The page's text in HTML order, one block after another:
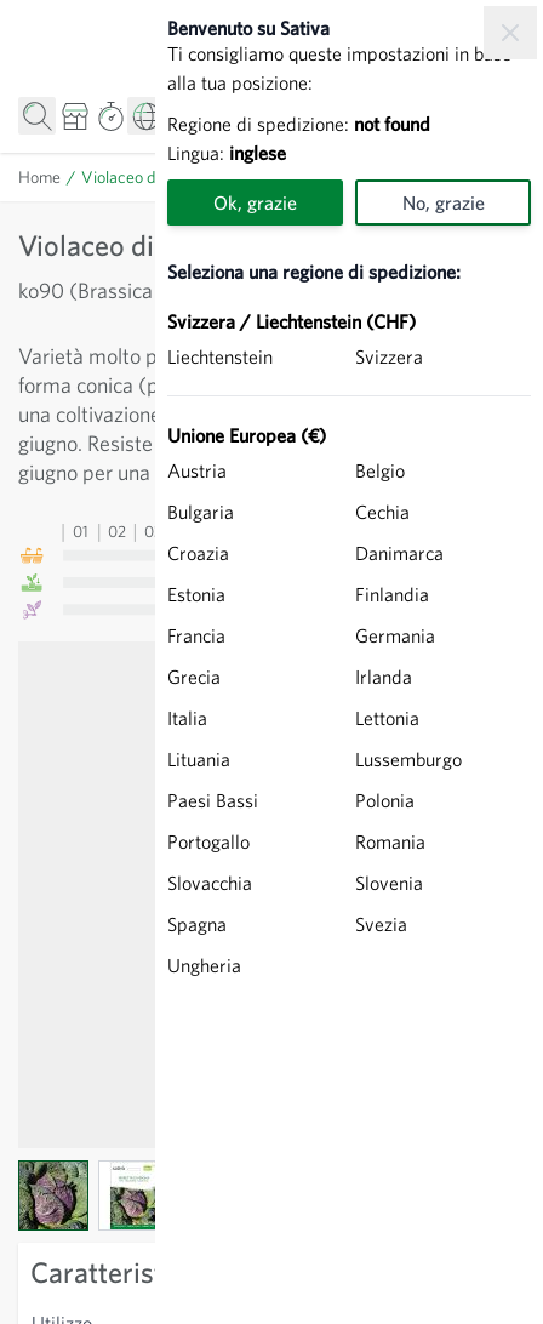
Benvenuto su Sativa
Ti consigliamo queste impostazioni in base
alla tua posizione:
Regione di spedizione: not found
Lingua: inglese
Ok, grazie No, grazie
Seleziona una regione di spedizione:
Svizzera / Liechtenstein (CHF)
Liechtenstein
Svizzera
Unione Europea (€)
Austria
Belgio
Bulgaria
Cechia
Croazia
Danimarca
Estonia
Finlandia
Francia
Germania
Grecia
Irlanda
Italia
Lettonia
Lituania
Lussemburgo
Paesi Bassi
Polonia
Portogallo
Romania
Slovacchia
Slovenia
Spagna
Svezia
Ungheria
Home / Violaceo di Verona - Cavolo verza
Violaceo di Verona - Cavolo verza
ko90 (Brassica oleracea convar. capitata)
Varietà molto precoce, dalla testa piccola, leggera, di
forma conica (peso circa 0.5 kg). Una semina precoce e
una coltivazione protetta permettono di raccogliere in
giugno. Resiste a leggere gelate. Seminare verso il 20
giugno per una raccolta autunnale.
01 02 03
View larger imageView larger image
Caratteristiche specifiche della varietà